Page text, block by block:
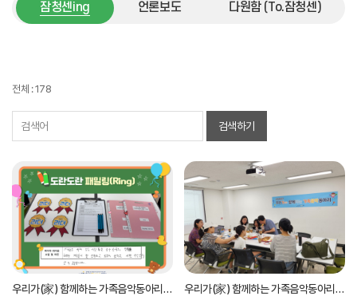
잠청센ing 언론보도 다원함 (To.잠청센)
잠청센ing
전체 : 178
검색하기
우리가(家) 함께하는 가족음악동아리 '도란도란 패밀링(Ring)' 7월 정기 모임 우리가(家) 함께하는 가족음악동아리 '도란도란 패밀링(Ring)' 상반기 평가회의